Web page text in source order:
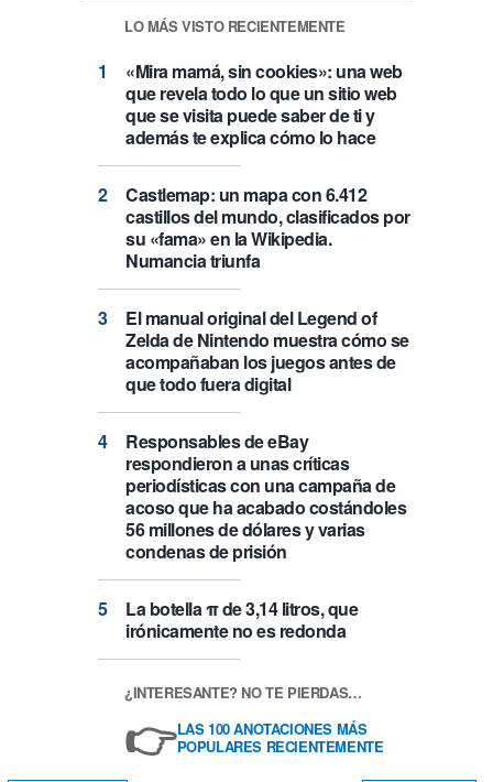
LO MÁS VISTO RECIENTEMENTE
«Mira mamá, sin cookies»: una web
que revela todo lo que un sitio web
que se visita puede saber de ti y
además te explica cómo lo hace
Castlemap: un mapa con 6.412
castillos del mundo, clasificados por
su «fama» en la Wikipedia.
Numancia triunfa
El manual original del Legend of
Zelda de Nintendo muestra cómo se
acompañaban los juegos antes de
que todo fuera digital
Responsables de eBay
respondieron a unas críticas
periodísticas con una campaña de
acoso que ha acabado costándoles
56 millones de dólares y varias
condenas de prisión
La botella π de 3,14 litros, que
irónicamente no es redonda
¿INTERESANTE? NO TE PIERDAS…
👉LAS 100 ANOTACIONES MÁS
POPULARES RECIENTEMENTE